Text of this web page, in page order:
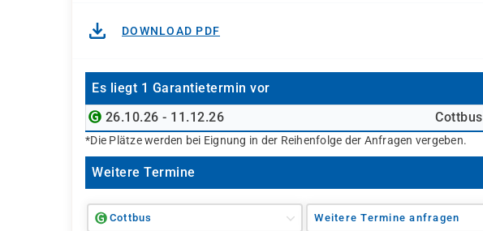
DOWNLOAD PDF
Es liegt 1 Garantietermin vor
26.10.26 - 11.12.26
Cottbus
*Die Plätze werden bei Eignung in der Reihenfolge der Anfragen vergeben.
Weitere Termine
Cottbus Weitere Termine anfragen